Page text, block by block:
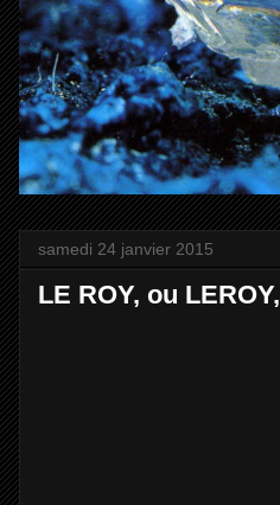
samedi 24 janvier 2015
LE ROY, ou